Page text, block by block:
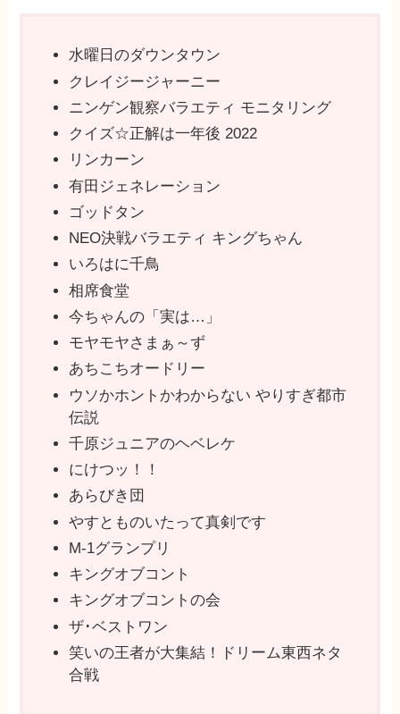
水曜日のダウンタウン
クレイジージャーニー
ニンゲン観察バラエティ モニタリング
クイズ☆正解は一年後 2022
リンカーン
有田ジェネレーション
ゴッドタン
NEO決戦バラエティ キングちゃん
いろはに千鳥
相席食堂
今ちゃんの「実は…」
モヤモヤさまぁ～ず
あちこちオードリー
ウソかホントかわからない やりすぎ都市
伝説
千原ジュニアのヘベレケ
にけつッ！！
あらびき団
やすとものいたって真剣です
M-1グランプリ
キングオブコント
キングオブコントの会
ザ･ベストワン
笑いの王者が大集結！ドリーム東西ネタ
合戦